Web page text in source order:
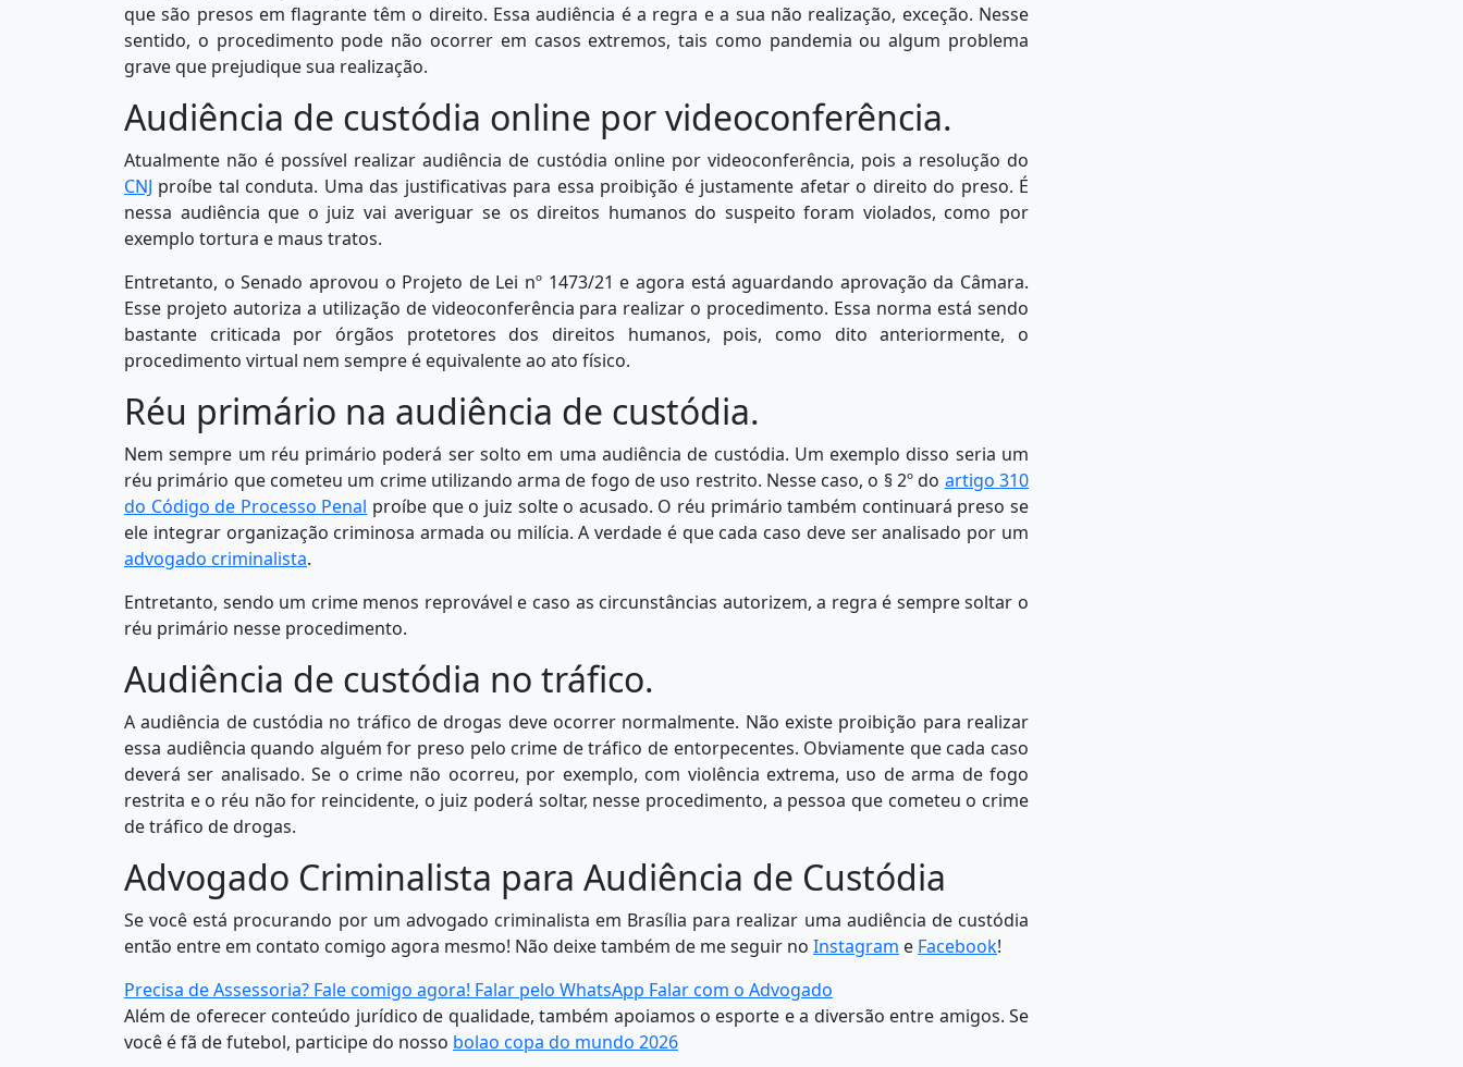
que são presos em flagrante têm o direito. Essa audiência é a regra e a sua não realização, exceção. Nesse
sentido, o procedimento pode não ocorrer em casos extremos, tais como pandemia ou algum problema
grave que prejudique sua realização.
Audiência de custódia online por videoconferência.
Atualmente não é possível realizar audiência de custódia online por videoconferência, pois a resolução do
CNJ proíbe tal conduta. Uma das justificativas para essa proibição é justamente afetar o direito do preso. É
nessa audiência que o juiz vai averiguar se os direitos humanos do suspeito foram violados, como por
exemplo tortura e maus tratos.
Entretanto, o Senado aprovou o Projeto de Lei nº 1473/21 e agora está aguardando aprovação da Câmara.
Esse projeto autoriza a utilização de videoconferência para realizar o procedimento. Essa norma está sendo
bastante criticada por órgãos protetores dos direitos humanos, pois, como dito anteriormente, o
procedimento virtual nem sempre é equivalente ao ato físico.
Réu primário na audiência de custódia.
Nem sempre um réu primário poderá ser solto em uma audiência de custódia. Um exemplo disso seria um
réu primário que cometeu um crime utilizando arma de fogo de uso restrito. Nesse caso, o § 2º do artigo 310
do Código de Processo Penal proíbe que o juiz solte o acusado. O réu primário também continuará preso se
ele integrar organização criminosa armada ou milícia. A verdade é que cada caso deve ser analisado por um
advogado criminalista.
Entretanto, sendo um crime menos reprovável e caso as circunstâncias autorizem, a regra é sempre soltar o
réu primário nesse procedimento.
Audiência de custódia no tráfico.
A audiência de custódia no tráfico de drogas deve ocorrer normalmente. Não existe proibição para realizar
essa audiência quando alguém for preso pelo crime de tráfico de entorpecentes. Obviamente que cada caso
deverá ser analisado. Se o crime não ocorreu, por exemplo, com violência extrema, uso de arma de fogo
restrita e o réu não for reincidente, o juiz poderá soltar, nesse procedimento, a pessoa que cometeu o crime
de tráfico de drogas.
Advogado Criminalista para Audiência de Custódia
Se você está procurando por um advogado criminalista em Brasília para realizar uma audiência de custódia
então entre em contato comigo agora mesmo! Não deixe também de me seguir no Instagram e Facebook!
Precisa de Assessoria? Fale comigo agora! Falar pelo WhatsApp Falar com o Advogado
Além de oferecer conteúdo jurídico de qualidade, também apoiamos o esporte e a diversão entre amigos. Se
você é fã de futebol, participe do nosso bolao copa do mundo 2026